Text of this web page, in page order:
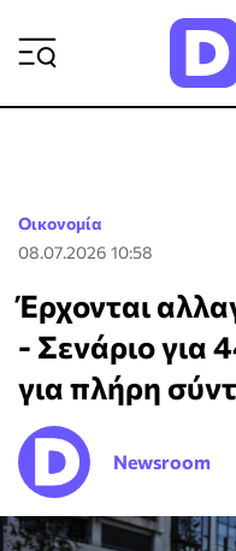
Οικονομία
08.07.2026 10:58
Έρχονται
- Σενάριο για
για πλήρη
Newsroom